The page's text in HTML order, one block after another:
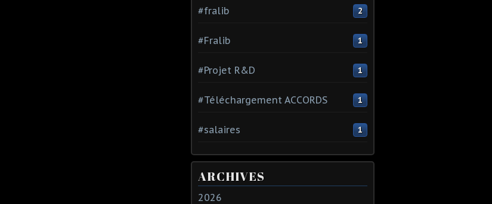
#fralib 2
#Fralib 1
#Projet R&D 1
#Téléchargement ACCORDS 1
#salaires 1
ARCHIVES
2026